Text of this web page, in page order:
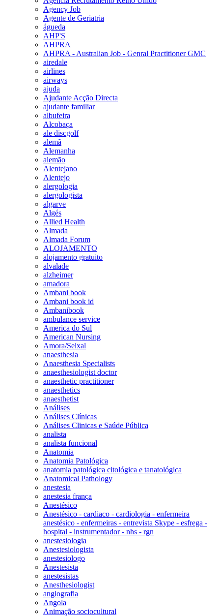
Agency Job
Agente de Geriatria
águeda
AHP'S
AHPRA
AHPRA - Australian Job - Genral Practitioner GMC
airedale
airlines
airways
ajuda
Ajudante Acção Directa
ajudante familiar
albufeira
Alcobaça
ale discgolf
alemã
Alemanha
alemão
Alentejano
Alentejo
alergologia
alergologista
algarve
Algés
Allied Health
Almada
Almada Forum
ALOJAMENTO
alojamento gratuito
alvalade
alzheimer
amadora
Ambani book
Ambani book id
Ambanibook
ambulance service
America do Sul
American Nursing
Amora/Seixal
anaesthesia
Anaesthesia Specialists
anaesthesiologist doctor
anaesthetic practitioner
anaesthetics
anaesthetist
Análises
Análises Clínicas
Análises Clinicas e Saúde Pública
analista
analista funcional
Anatomia
Anatomia Patológica
anatomia patológica citológica e tanatológica
Anatomical Pathology
anestesia
anestesia frança
Anestésico
Anestésico - cardiaco - cardiologia - enfermeira
anestésico - enfermeiras - entrevista Skype - esfrega -
hospital - instrumentador - nhs - rgn
anestesiologia
Anestesiologista
anestesiologo
Anestesista
anestesistas
Anesthesiologist
angiografia
Angola
Animação sociocultural